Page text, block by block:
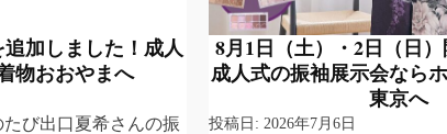
加しました！成人
物おおやまへ
び出口夏希さんの振
8月1日（土）・2日（日
成人式の振袖展示会なら
東京へ
投稿日: 2026年7月6日